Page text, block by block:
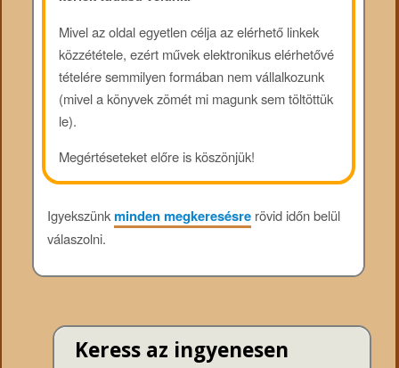
Mivel az oldal egyetlen célja az elérhető linkek
közzététele, ezért művek elektronikus elérhetővé
tételére semmilyen formában nem vállalkozunk
(mivel a könyvek zömét mi magunk sem töltöttük
le).
Megértéseteket előre is köszönjük!
Igyekszünkminden megkeresésrerövid időn belül
válaszolni.
Keress az ingyenesen